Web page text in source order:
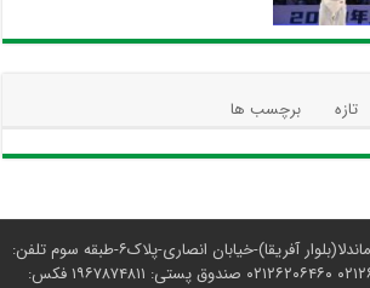
تازه برچسب ها
تهران- جردن بلوارنلسون ماندلا(بلوار آفریقا)-خیابان انصاری-پلاک۶-طبقه سوم تلفن:
۰۲۱۲۶۲۰۶۴۴۰ ۰۲۱۲۶۲۰۶۴۵۰ ۰۲۱۲۶۲۰۶۴۶۰ صندوق پستی: ۱۹۶۷۸۷۴۸۱۱ فکس: